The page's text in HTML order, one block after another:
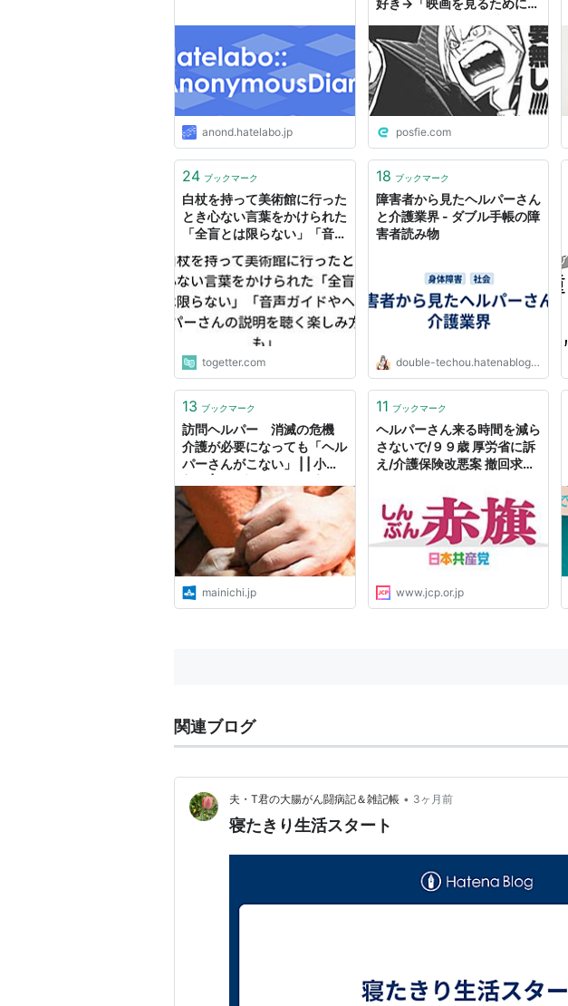
anond.hatelabo.jp
にヘルパーさんにお金を払
う」イオンシネマの車椅子ユ
ーザーに当てはめてみた意見
posfie.com
24 ブックマーク
白杖を持って美術館に行った
とき心ない言葉をかけられた
「全盲とは限らない」「音声
を聴く楽しみ方も」
togetter.com
18 ブックマーク
障害者から見たヘルパーさん
と介護業界 - ダブル手帳の障
害者読み物
double-techou.hatenablog.com
13 ブックマーク
訪問ヘルパー 消滅の危機
介護が必要になっても「ヘル
パーさんがこない」 | | 小島
ア」
mainichi.jp
11 ブックマーク
ヘルパーさん来る時間を減ら
さないで/９９歳 厚労省に訴
え/介護保険改悪案 撤回求め
www.jcp.or.jp
関連ブログ
夫・T君の大腸がん闘病記＆雑記帳 • 3ヶ月前
寝たきり生活スタート